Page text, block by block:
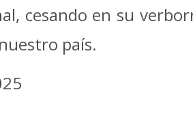
cesando en su
país.